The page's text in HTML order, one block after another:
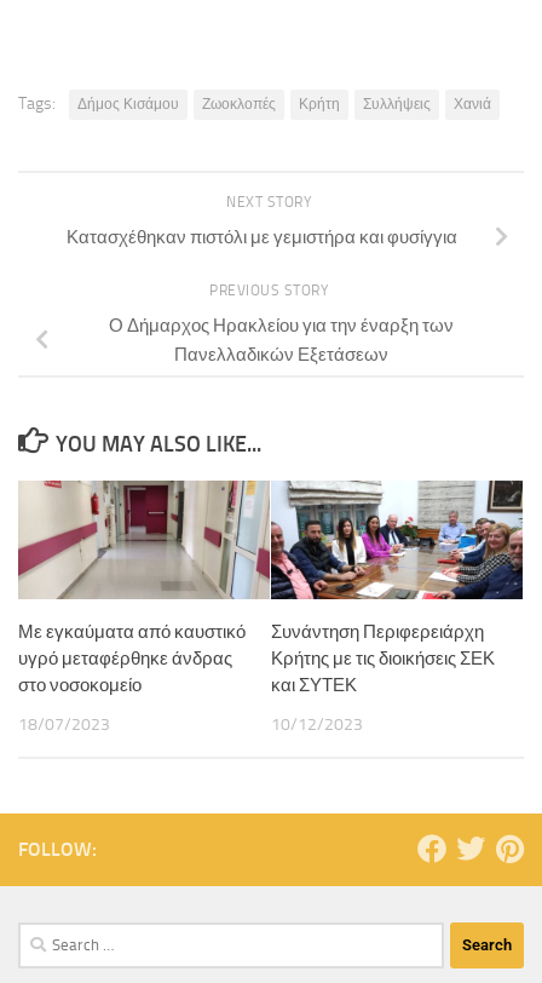
Tags: Δήμος Κισάμου Ζωοκλοπές Κρήτη Συλλήψεις Χανιά
NEXT STORY
Κατασχέθηκαν πιστόλι με γεμιστήρα και φυσίγγια
PREVIOUS STORY
Ο Δήμαρχος Ηρακλείου για την έναρξη των
Πανελλαδικών Εξετάσεων
YOU MAY ALSO LIKE...
Με εγκαύματα από καυστικό
υγρό μεταφέρθηκε άνδρας
στο νοσοκομείο
18/07/2023
Συνάντηση Περιφερειάρχη
Κρήτης με τις διοικήσεις ΣΕΚ
και ΣΥΤΕΚ
10/12/2023
FOLLOW: